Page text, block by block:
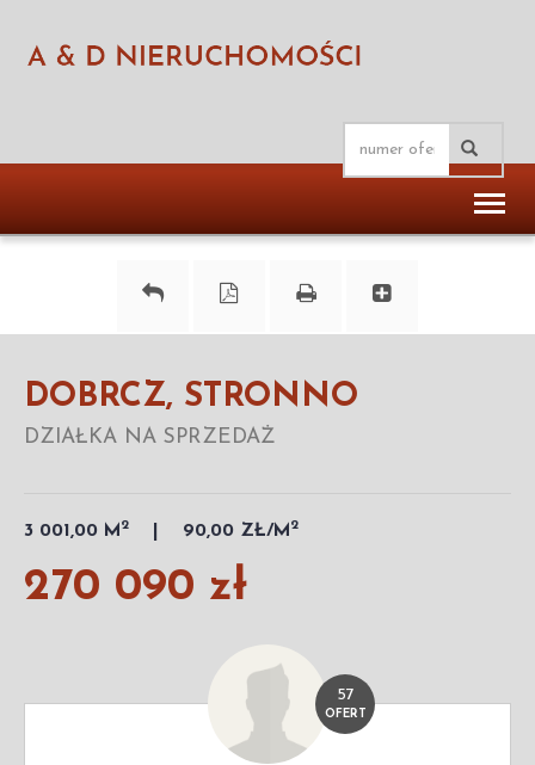
DOBRCZ, STRONNO
DZIAŁKA NA SPRZEDAŻ
3 001,00 M 2 90,00 ZŁ/M 2
270 090 zł
57
OFERT